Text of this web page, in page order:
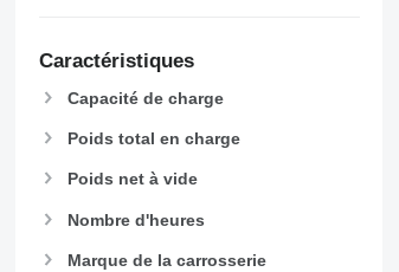
Caractéristiques
Capacité de charge
Poids total en charge
Poids net à vide
Nombre d'heures
Marque de la carrosserie